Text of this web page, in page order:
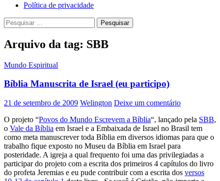
Política de privacidade
Pesquisar
por:
Arquivo da tag: SBB
Mundo Espiritual
Bíblia Manuscrita de Israel (eu participo)
21 de setembro de 2009 Welington Deixe um comentário
O projeto “Povos do Mundo Escrevem a Bíblia“, lançado pela SBB,
o Vale da Bíblia em Israel e a Embaixada de Israel no Brasil tem
como meta manuscrever toda Bíblia em diversos idiomas para que o
trabalho fique exposto no Museu da Bíblia em Israel para
posteridade. A igreja a qual frequento foi uma das privilegiadas a
participar do projeto com a escrita dos primeiros 4 capítulos do livro
do profeta Jeremias e eu pude contribuir com a escrita dos versos